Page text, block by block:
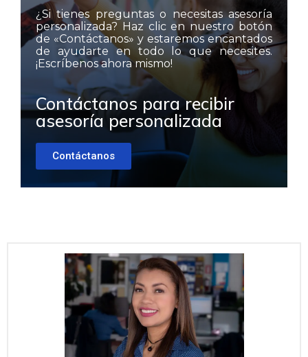
¿Si tienes preguntas o necesitas asesoría
personalizada? Haz clic en nuestro botón
de «Contáctanos» y estaremos encantados
de ayudarte en todo lo que necesites.
¡Escríbenos ahora mismo!
Contáctanos para recibir
asesoría personalizada
Contáctanos